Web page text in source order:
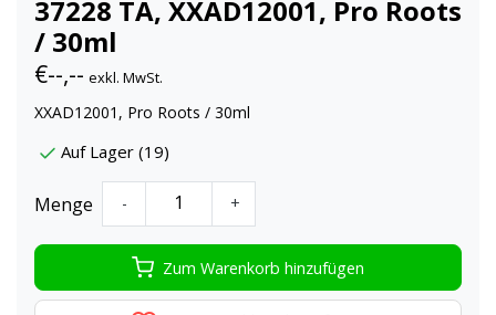
37228 TA, XXAD12001, Pro Roots
/ 30ml
€--,-- exkl. MwSt.
XXAD12001, Pro Roots / 30ml
Auf Lager (19)
Menge - +
Zum Warenkorb hinzufügen